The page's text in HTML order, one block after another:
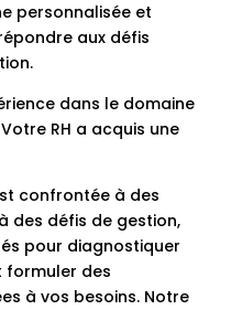
personnalisée et
aux défis
dans le domaine
RH a acquis une
confrontée à des
des défis de gestion,
pour diagnostiquer
formuler des
à vos besoins. Notre